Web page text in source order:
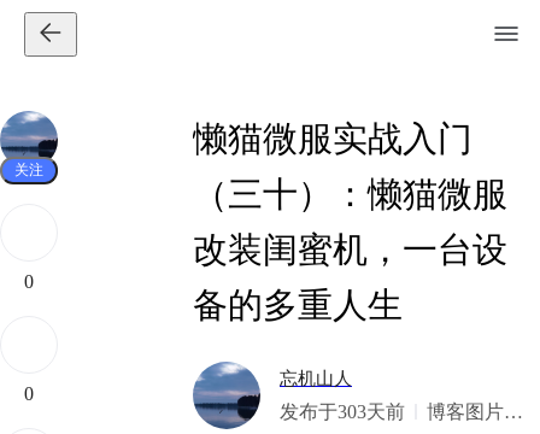
关注
0
0
懒猫微服实战入门
（三十）：懒猫微服
改装闺蜜机，一台设
备的多重人生
忘机山人
发布于303天前
博客图片修